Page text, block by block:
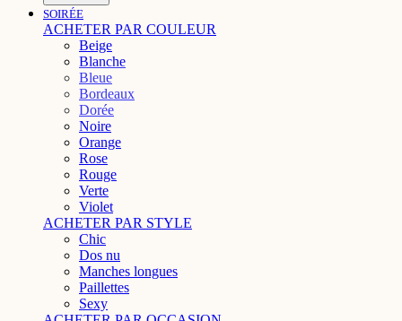
SOIRÉE
ACHETER PAR COULEUR
Beige
Blanche
Bleue
Bordeaux
Dorée
Noire
Orange
Rose
Rouge
Verte
Violet
ACHETER PAR STYLE
Chic
Dos nu
Manches longues
Paillettes
Sexy